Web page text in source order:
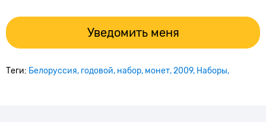
Уведомить меня
Теги: Белоруссия годовой набор монет 2009 Наборы